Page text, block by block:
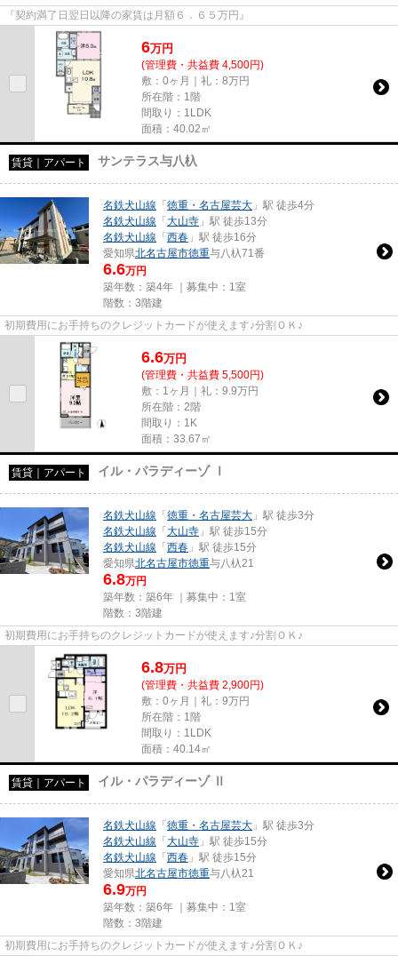
『契約満了日翌日以降の家賃は月額６．６５万円』
6万円
(管理費・共益費 4,500円)
敷：0ヶ月｜礼：8万円
所在階：1階
間取り：1LDK
面積：40.02㎡
賃貸｜アパート サンテラス与八杁
名鉄犬山線 「 徳重・名古屋芸大 」駅 徒歩4分
名鉄犬山線 「 大山寺 」駅 徒歩13分
名鉄犬山線 「 西春 」駅 徒歩16分
愛知県北名古屋市徳重与八杁71番
6.6万円
築年数：築4年 ｜募集中： 1室
階数：3階建
初期費用にお手持ちのクレジットカードが使えます♪分割ＯＫ♪
6.6万円
(管理費・共益費 5,500円)
敷：1ヶ月｜礼：9.9万円
所在階：2階
間取り：1K
面積：33.67㎡
賃貸｜アパート イル・パラディーゾ Ⅰ
名鉄犬山線 「 徳重・名古屋芸大 」駅 徒歩3分
名鉄犬山線 「 大山寺 」駅 徒歩15分
名鉄犬山線 「 西春 」駅 徒歩15分
愛知県北名古屋市徳重与八杁21
6.8万円
築年数：築6年 ｜募集中： 1室
階数：3階建
初期費用にお手持ちのクレジットカードが使えます♪分割ＯＫ♪
6.8万円
(管理費・共益費 2,900円)
敷：0ヶ月｜礼：9万円
所在階：1階
間取り：1LDK
面積：40.14㎡
賃貸｜アパート イル・パラディーゾ Ⅱ
名鉄犬山線 「 徳重・名古屋芸大 」駅 徒歩3分
名鉄犬山線 「 大山寺 」駅 徒歩15分
名鉄犬山線 「 西春 」駅 徒歩15分
愛知県北名古屋市徳重与八杁21
6.9万円
築年数：築6年 ｜募集中： 1室
階数：3階建
初期費用にお手持ちのクレジットカードが使えます♪分割ＯＫ♪